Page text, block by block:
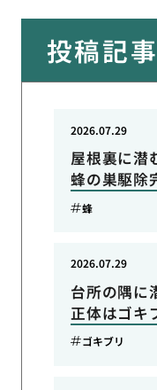
投稿記
屋根裏に潜
蜂の巣駆除
2026.07.29
蜂
台所の隅に
正体はゴキ
2026.07.29
ゴキブリ